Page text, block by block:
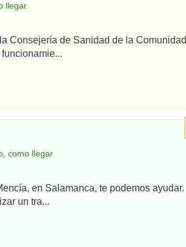
llegar
Consejería de Sanidad de la Comunidad
como llegar
en Salamanca, te podemos ayudar.
un tra...